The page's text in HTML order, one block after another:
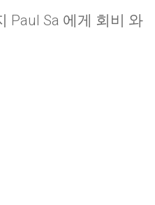
Paul Sa 에게 회비 와